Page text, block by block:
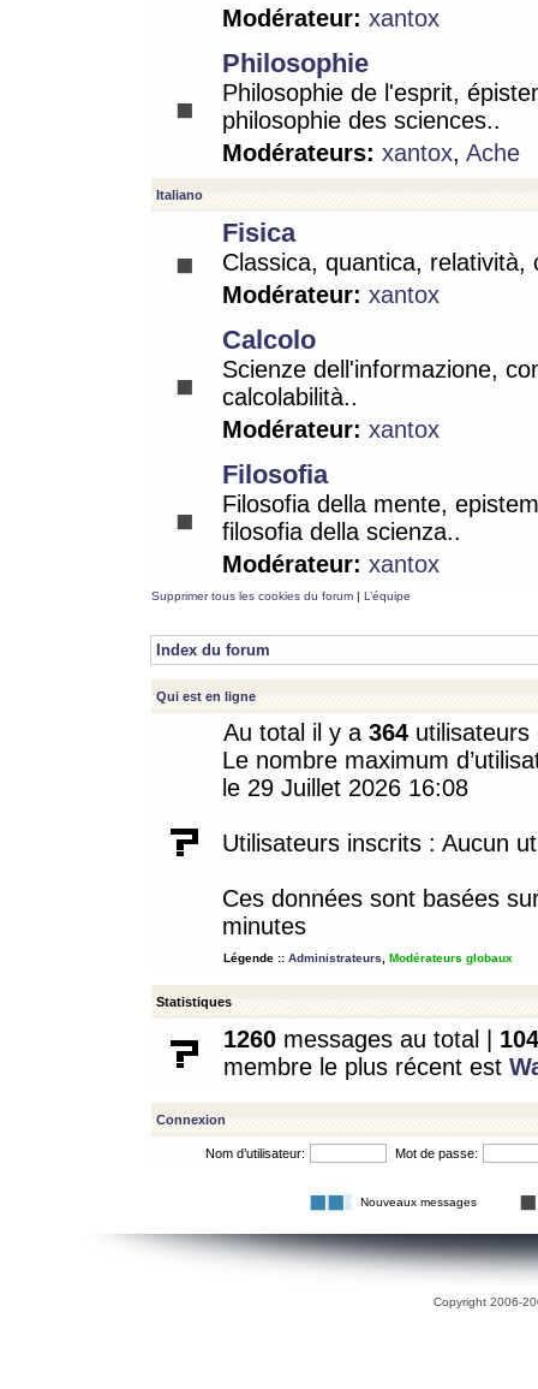
Modérateur: xantox
Philosophie
Philosophie de l'esprit,
philosophie des sciences..
Modérateurs: xantox, Ache
Italiano
Fisica
Classica, quantica, relatività,
Modérateur: xantox
Calcolo
Scienze dell'informazione,
calcolabilità..
Modérateur: xantox
Filosofia
Filosofia della mente,
filosofia della scienza..
Modérateur: xantox
Supprimer tous les cookies du forum | L’équipe
Index du forum
Qui est en ligne
Au total il y a 364
Le nombre maximum
le 29 Juillet 2026 16:08
Utilisateurs inscrits : Aucun
Ces données sont basées
minutes
Légende :: Administrateurs Modérateurs globaux
Statistiques
1260 messages au total | 104
membre le plus récent est
Connexion
Nom d’utilisateur: Mot de passe:
Nouveaux messages
Copyright 2006-